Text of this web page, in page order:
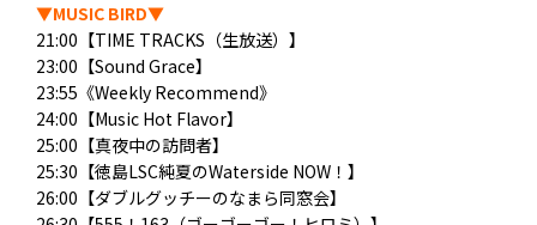
▼MUSIC BIRD▼
21:00【TIME TRACKS（生放送） 】
23:00【Sound Grace】
23:55《Weekly Recommend》
24:00【Music Hot Flavor】
25:00【真夜中の訪問者】
25:30【徳島LSC純夏のWaterside NOW！】
26:00【ダブルグッチーのなまら同窓会】